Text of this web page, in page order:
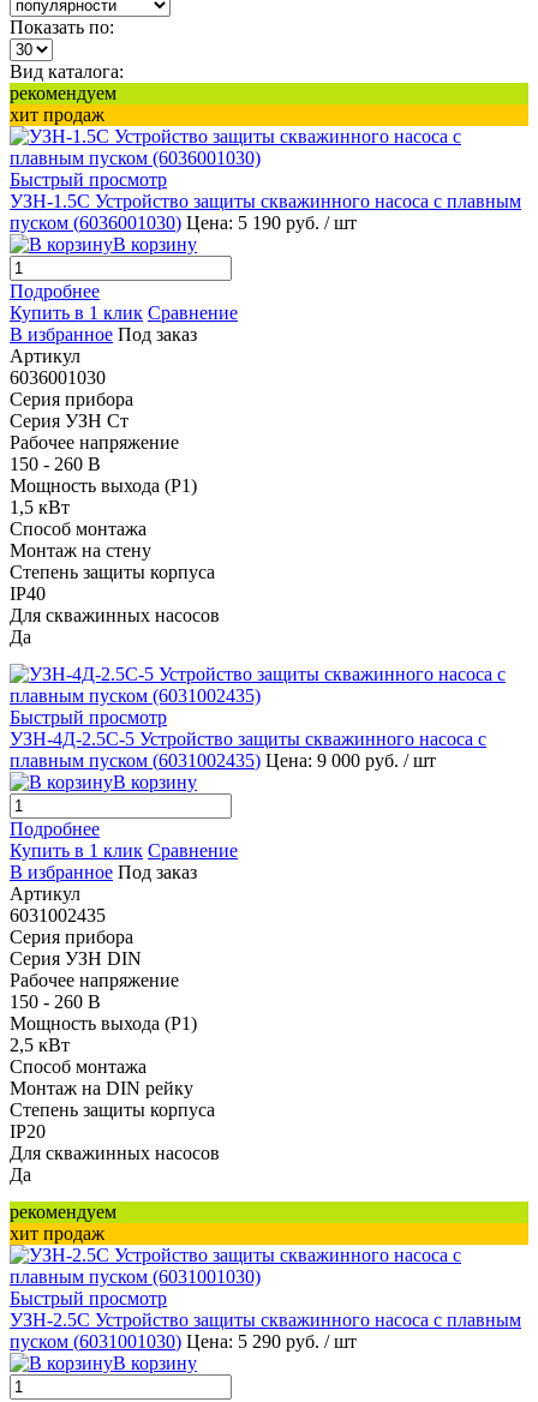
Показать по:
Вид каталога:
рекомендуем
хит продаж
Быстрый просмотр
УЗН-1.5С Устройство защиты скважинного насоса с плавным
пуском (6036001030) Цена: 5 190 руб. / шт
В корзину
Подробнее
Купить в 1 клик Сравнение
В избранное Под заказ
Артикул
6036001030
Серия прибора
Серия УЗН Ст
Рабочее напряжение
150 - 260 В
Мощность выхода (P1)
1,5 кВт
Способ монтажа
Монтаж на стену
Степень защиты корпуса
IP40
Для скважинных насосов
Да
Быстрый просмотр
УЗН-4Д-2.5С-5 Устройство защиты скважинного насоса с
плавным пуском (6031002435) Цена: 9 000 руб. / шт
В корзину
Подробнее
Купить в 1 клик Сравнение
В избранное Под заказ
Артикул
6031002435
Серия прибора
Серия УЗН DIN
Рабочее напряжение
150 - 260 В
Мощность выхода (P1)
2,5 кВт
Способ монтажа
Монтаж на DIN рейку
Степень защиты корпуса
IP20
Для скважинных насосов
Да
рекомендуем
хит продаж
Быстрый просмотр
УЗН-2.5С Устройство защиты скважинного насоса с плавным
пуском (6031001030) Цена: 5 290 руб. / шт
В корзину